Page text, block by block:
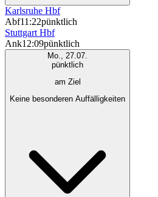
Karlsruhe Hbf
Abf11:22pünktlich
Stuttgart Hbf
Ank12:09pünktlich
Mo., 27.07.
pünktlich
am Ziel
Keine besonderen Auffälligkeiten